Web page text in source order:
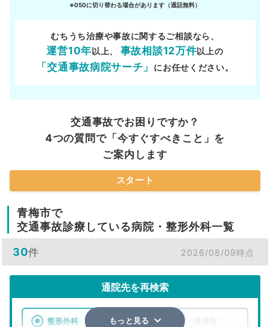
※050に切り替わる場合があります（通話無料）
むちうち治療や事故に関するご相談なら、
運営10年以上、 事故相談12万件以上の
「交通事故病院サーチ」 にお任せください。
交通事故でお困りですか？
4つの質問で「今すぐすべきこと」を
ご案内します
スタート
青梅市で
交通事故診療している病院・整形外科一覧
30件 2026/08/09時点
通院先を再検索
整形外科 整骨院・接骨院
もっと見る